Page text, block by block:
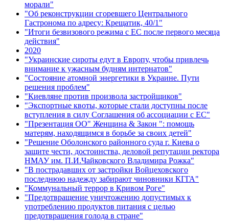
морали"
"Об реконструкции сгоревшего Центрального
Гастронома по адресу: Крещатик, 40/1"
"Итоги безвизового режима с ЕС после первого месяца
действия"
2020
"Украинские сироты едут в Европу, чтобы привлечь
внимание к ужасным будням интернатов"
"Состояние атомной энергетики в Украине. Пути
решения проблем"
"Киевляне против произвола застройщиков"
"Экспортные квоты, которые стали доступны после
вступления в силу Соглашения об ассоциации с ЕС"
"Презентация ОО" Женщина & Закон ": помощь
матерям, находящимся в борьбе за своих детей"
"Решение Оболонского районного суда г. Киева о
защите чести, достоинства, деловой репутации ректора
НМАУ им. П.И.Чайковского Владимира Рожка"
"В пострадавших от застройки Войцеховского
последнюю надежду забирают чиновники КГГА"
"Коммунальный террор в Кривом Роге"
"Предотвращение уничтожению допустимых к
употреблению продуктов питания с целью
предотвращения голода в стране"